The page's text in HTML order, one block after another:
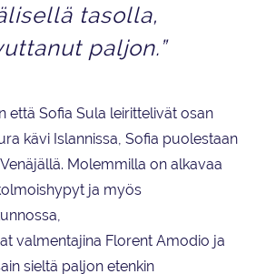
tasolla,
paljon.”
että Sofia Sula leirittelivät osan
kävi Islannissa, Sofia puolestaan
Molemmilla on alkavaa
ja myös
valmentajina Florent Amodio ja
sieltä paljon etenkin